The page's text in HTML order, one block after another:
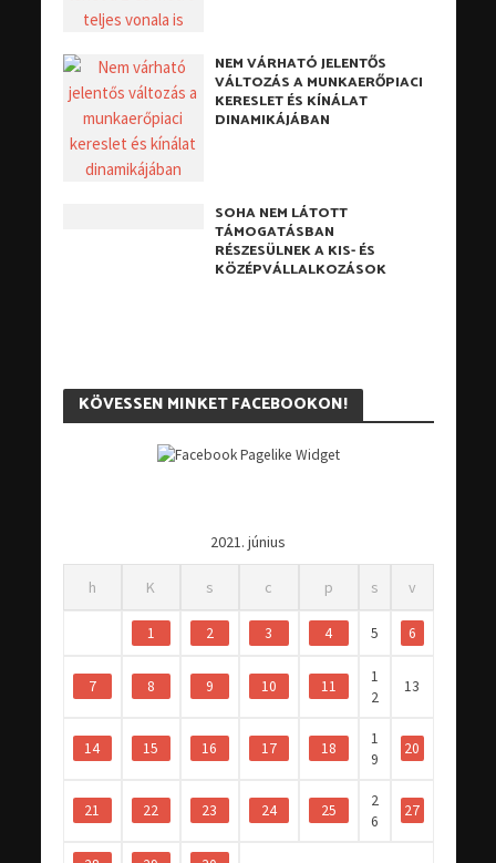
NEM VÁRHATÓ JELENTŐS
VÁLTOZÁS A MUNKAERŐPIACI
KERESLET ÉS KÍNÁLAT
DINAMIKÁJÁBAN
SOHA NEM LÁTOTT
TÁMOGATÁSBAN
RÉSZESÜLNEK A KIS- ÉS
KÖZÉPVÁLLALKOZÁSOK
KÖVESSEN MINKET FACEBOOKON!
2021. június
h K s c p s v
1 2 3 4 5 6
7 8 9 10 11
1
2
13
14 15 16 17 18
1
9
20
21 22 23 24 25
2
6
27